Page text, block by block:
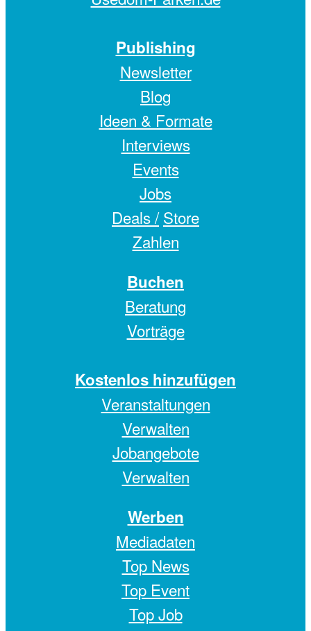
Publishing
Newsletter
Blog
Ideen & Formate
Interviews
Events
Jobs
Deals / Store
Zahlen
Buchen
Beratung
Vorträge
Kostenlos hinzufügen
Veranstaltungen
Verwalten
Jobangebote
Verwalten
Werben
Mediadaten
Top News
Top Event
Top Job